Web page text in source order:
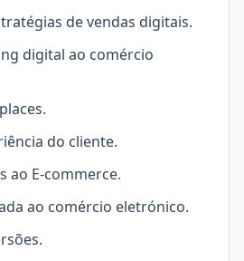
de vendas digitais.
digital ao comércio
do cliente.
ao E-commerce.
ao comércio eletrónico.